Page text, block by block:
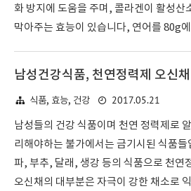
화 방지에 도움을 주며, 콜라겐이 활성산
막아주는 효능이 있습니다, 연어를 80g
남성건강식품, 천연정력제 오신채
식품, 효능, 건강 2017.05.21
남성들의 건강 식품이며 천연 정력제로
리해야하는 불가에서는 금기시된 식품
파, 부추, 달래, 생강 등의 식품으로 천연
오신채의 대부분은 자극이 강한 채소로